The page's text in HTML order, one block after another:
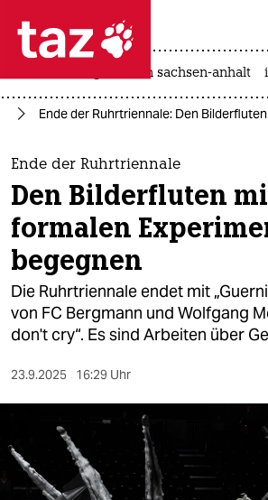
 taz zahl ich
taz zahl ich
themen
politik
öko
gesellschaft
kultur
sport
berlin
nord
wahrheit
landtagswahl in sachsen-anhalt
Ende der Ruhrtriennale: Den
Ende der Ruhrtriennale
Den Bilderfluten
formalen
begegnen
Die Ruhrtriennale endet mit
von FC Bergmann und Wolfgang
don't cry“. Es sind Arbeiten über
23.9.2025 16:29 Uhr